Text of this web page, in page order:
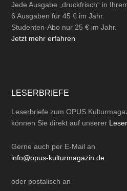
Jede Ausgabe „druckfrisch“ in
6 Ausgaben für 45 € im Jahr.
Studenten-Abo nur 25 € im Jahr.
Jetzt mehr erfahren
LESERBRIEFE
Leserbriefe zum OPUS
können Sie direkt auf unserer
Gerne auch per E-Mail an
info@opus-kulturmagazin.de
oder postalisch an